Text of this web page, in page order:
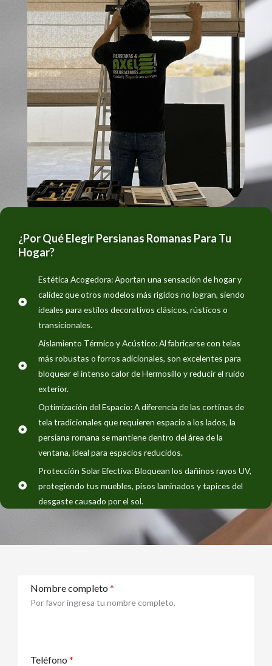
¿Por Qué Elegir Persianas Romanas Para Tu
Hogar?
Estética Acogedora: Aportan una sensación de hogar y
calidez que otros modelos más rígidos no logran, siendo
ideales para estilos decorativos clásicos, rústicos o
transicionales.
Aislamiento Térmico y Acústico: Al fabricarse con telas
más robustas o forros adicionales, son excelentes para
bloquear el intenso calor de Hermosillo y reducir el ruido
exterior.
Optimización del Espacio: A diferencia de las cortinas de
tela tradicionales que requieren espacio a los lados, la
persiana romana se mantiene dentro del área de la
ventana, ideal para espacios reducidos.
Protección Solar Efectiva: Bloquean los dañinos rayos UV,
protegiendo tus muebles, pisos laminados y tapices del
desgaste causado por el sol.
Nombre completo *
Por favor ingresa tu nombre completo.
Teléfono *